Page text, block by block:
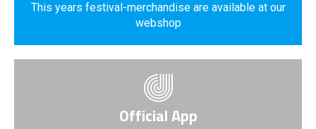
This years festival-merchandise are available at our
webshop
Official App